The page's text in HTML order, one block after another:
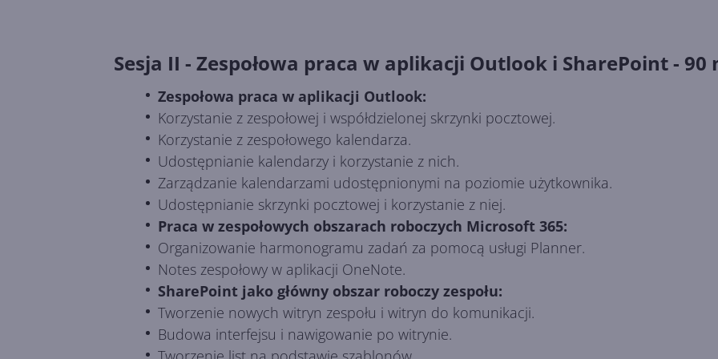
Sesja II - Zespołowa praca w aplikacji Outlook i SharePoint - 90
Zespołowa praca w aplikacji Outlook:
Korzystanie z zespołowej i współdzielonej skrzynki pocztowej.
Korzystanie z zespołowego kalendarza.
Udostępnianie kalendarzy i korzystanie z nich.
Zarządzanie kalendarzami udostępnionymi na poziomie użytkownika.
Udostępnianie skrzynki pocztowej i korzystanie z niej.
Praca w zespołowych obszarach roboczych Microsoft 365:
Organizowanie harmonogramu zadań za pomocą usługi Planner.
Notes zespołowy w aplikacji OneNote.
SharePoint jako główny obszar roboczy zespołu:
Tworzenie nowych witryn zespołu i witryn do komunikacji.
Budowa interfejsu i nawigowanie po witrynie.